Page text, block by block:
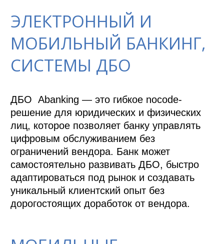
ЭЛЕКТРОННЫЙ И
МОБИЛЬНЫЙ БАНКИНГ,
СИСТЕМЫ ДБО
ДБО  Abanking — это гибкое nocode-
решение для юридических и физических
лиц, которое позволяет банку управлять
цифровым обслуживанием без
ограничений вендора. Банк может
самостоятельно развивать ДБО, быстро
адаптироваться под рынок и создавать
уникальный клиентский опыт без
дорогостоящих доработок от вендора.